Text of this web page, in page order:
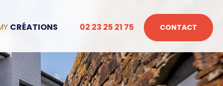
CRÉATIONS 02 23 25 21 75 CONTACT